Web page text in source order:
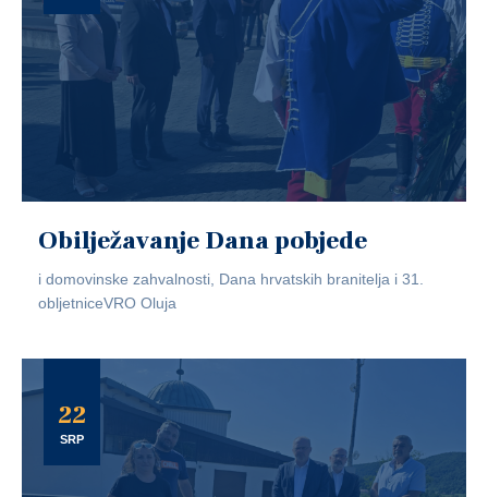
Obilježavanje Dana pobjede
i domovinske zahvalnosti, Dana hrvatskih branitelja i 31.
obljetniceVRO Oluja
22
SRP